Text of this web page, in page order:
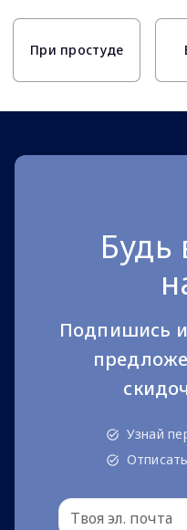
При простуде
Будь
Подпишись
Узнай